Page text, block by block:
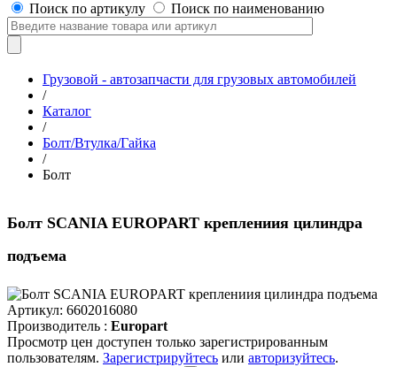
Поиск по артикулу
Поиск по наименованию
Грузовой - автозапчасти для грузовых автомобилей
/
Каталог
/
Болт/Втулка/Гайка
/
Болт
Болт SCANIA EUROPART креплениия цилиндра
подъема
Артикул: 6602016080
Производитель : Europart
Просмотр цен доступен только зарегистрированным
пользователям. Зарегистрируйтесь или авторизуйтесь.